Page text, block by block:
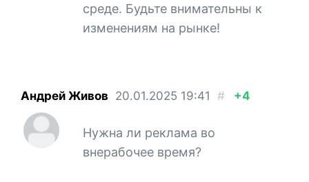
среде. Будьте внимательны к
изменениям на рынке!
Андрей Живов 20.01.2025 19:41 # +4
Нужна ли реклама во
внерабочее время?